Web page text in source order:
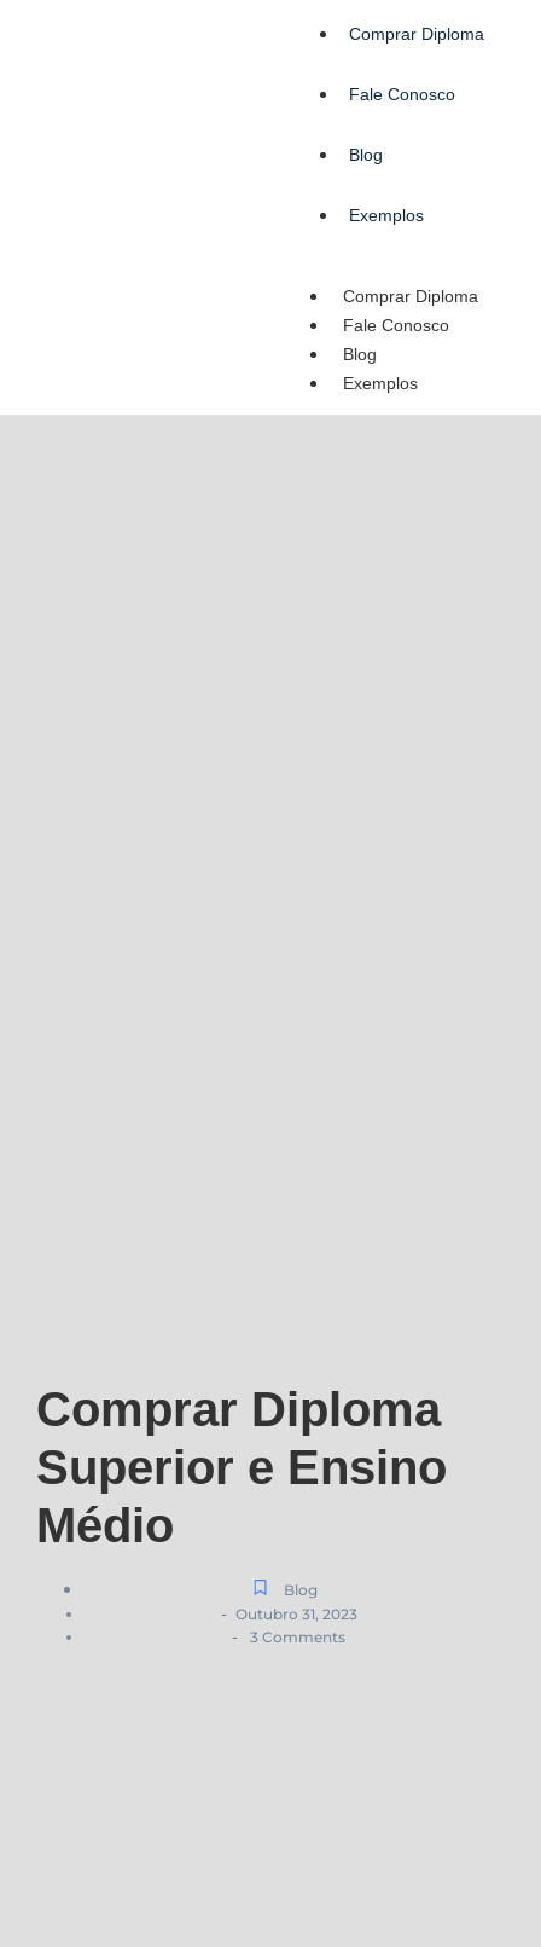
Comprar Diploma
Fale Conosco
Blog
Exemplos
Comprar Diploma
Fale Conosco
Blog
Exemplos
Comprar Diploma
Superior e Ensino
Médio
Blog
- Outubro 31, 2023
- 3 Comments